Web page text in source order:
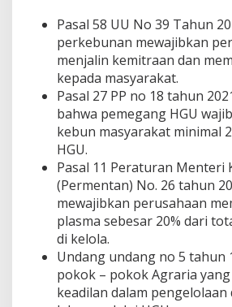
Pasal 58 UU No 39 Tahun
perkebunan mewajibkan
menjalin kemitraan dan
kepada masyarakat.
Pasal 27 PP no 18 tahun
bahwa pemegang HGU
kebun masyarakat minimal
HGU.
Pasal 11 Peraturan Menteri
(Permentan) No. 26 tahun
mewajibkan perusahaan
plasma sebesar 20% dari
di kelola.
Undang undang no 5 tahun
pokok – pokok Agraria
keadilan dalam